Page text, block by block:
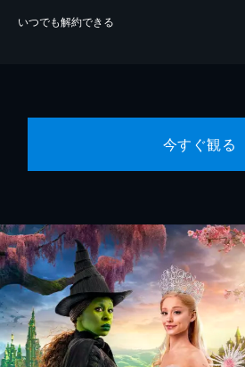
いつでも解約できる
今すぐ観る